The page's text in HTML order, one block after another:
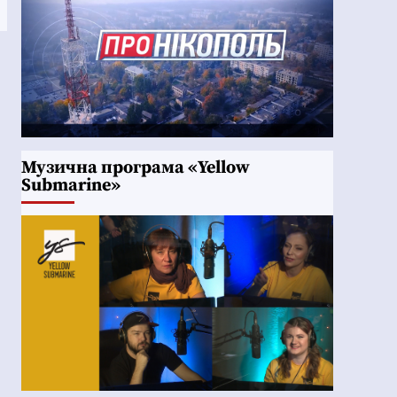
Музична програма «Yellow
Submarine»